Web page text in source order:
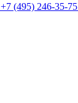
+7 (495) 246-35-75